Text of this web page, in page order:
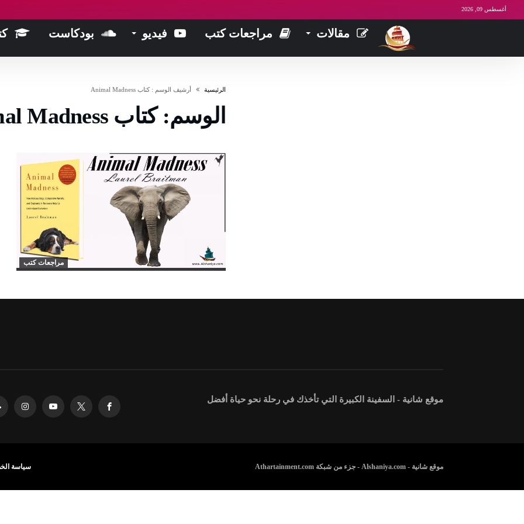
أغسطس 09, 2026
مقالات مراجعات كتب فيديو بودكاست
‫الرئيسية‬ ‫أرشيف الوسم :‬ كتاب Animal Madness
الوسم:كتاب Animal Madness
مراجعات كتب
موقع شانية - السفينة الكبيرة التي تأخذك في رحلة نحو حياة أفضل
موقع شانية - Alshaniya.com - جزء من شبكة Athartainment.com سياسة